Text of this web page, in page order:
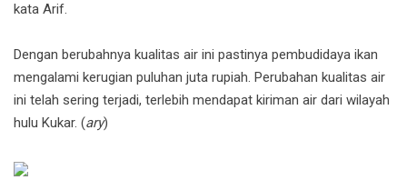
kata Arif.
Dengan berubahnya kualitas air ini pastinya pembudidaya ikan
mengalami kerugian puluhan juta rupiah. Perubahan kualitas air
ini telah sering terjadi, terlebih mendapat kiriman air dari wilayah
hulu Kukar. (ary)